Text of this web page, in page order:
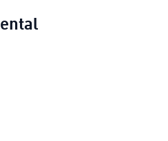
Fundamental